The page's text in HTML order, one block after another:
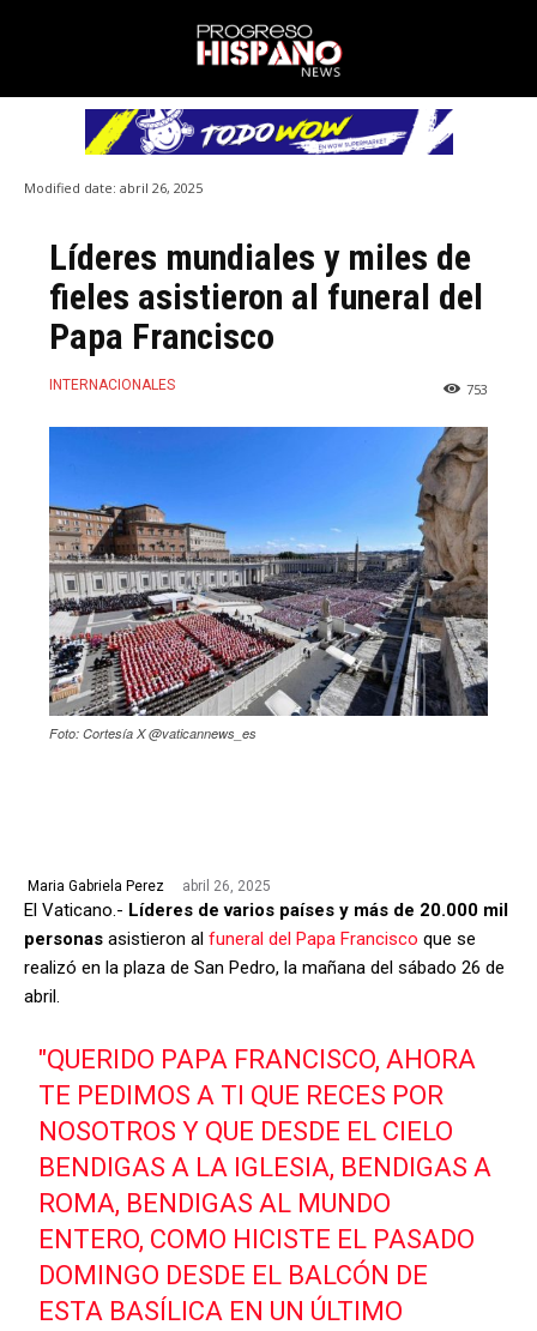
Modified date: abril 26, 2025
Líderes mundiales y miles de
fieles asistieron al funeral del
Papa Francisco
INTERNACIONALES 753
Foto: Cortesía X @vaticannews_es
Maria Gabriela Perez abril 26, 2025
El Vaticano.- Líderes de varios países y más de 20.000 mil
personas asistieron al funeral del Papa Francisco que se
realizó en la plaza de San Pedro, la mañana del sábado 26 de
abril.
"QUERIDO PAPA FRANCISCO, AHORA
TE PEDIMOS A TI QUE RECES POR
NOSOTROS Y QUE DESDE EL CIELO
BENDIGAS A LA IGLESIA, BENDIGAS A
ROMA, BENDIGAS AL MUNDO
ENTERO, COMO HICISTE EL PASADO
DOMINGO DESDE EL BALCÓN DE
ESTA BASÍLICA EN UN ÚLTIMO